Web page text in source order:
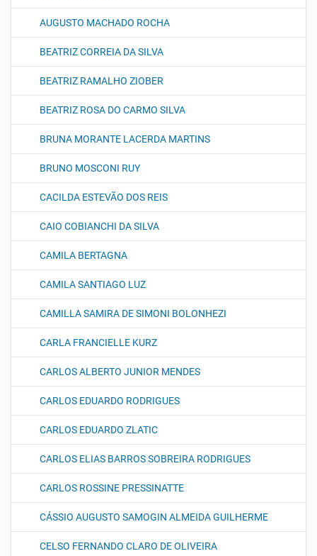
AUGUSTO MACHADO ROCHA
BEATRIZ CORREIA DA SILVA
BEATRIZ RAMALHO ZIOBER
BEATRIZ ROSA DO CARMO SILVA
BRUNA MORANTE LACERDA MARTINS
BRUNO MOSCONI RUY
CACILDA ESTEVÃO DOS REIS
CAIO COBIANCHI DA SILVA
CAMILA BERTAGNA
CAMILA SANTIAGO LUZ
CAMILLA SAMIRA DE SIMONI BOLONHEZI
CARLA FRANCIELLE KURZ
CARLOS ALBERTO JUNIOR MENDES
CARLOS EDUARDO RODRIGUES
CARLOS EDUARDO ZLATIC
CARLOS ELIAS BARROS SOBREIRA RODRIGUES
CARLOS ROSSINE PRESSINATTE
CÁSSIO AUGUSTO SAMOGIN ALMEIDA GUILHERME
CELSO FERNANDO CLARO DE OLIVEIRA